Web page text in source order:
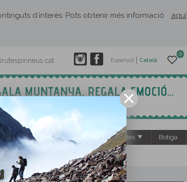
d´interès. Pots obtenir més informació aquí
0
Espanyol Català
Establiments El Rusc: projectes Botiga
NEWSLETTER